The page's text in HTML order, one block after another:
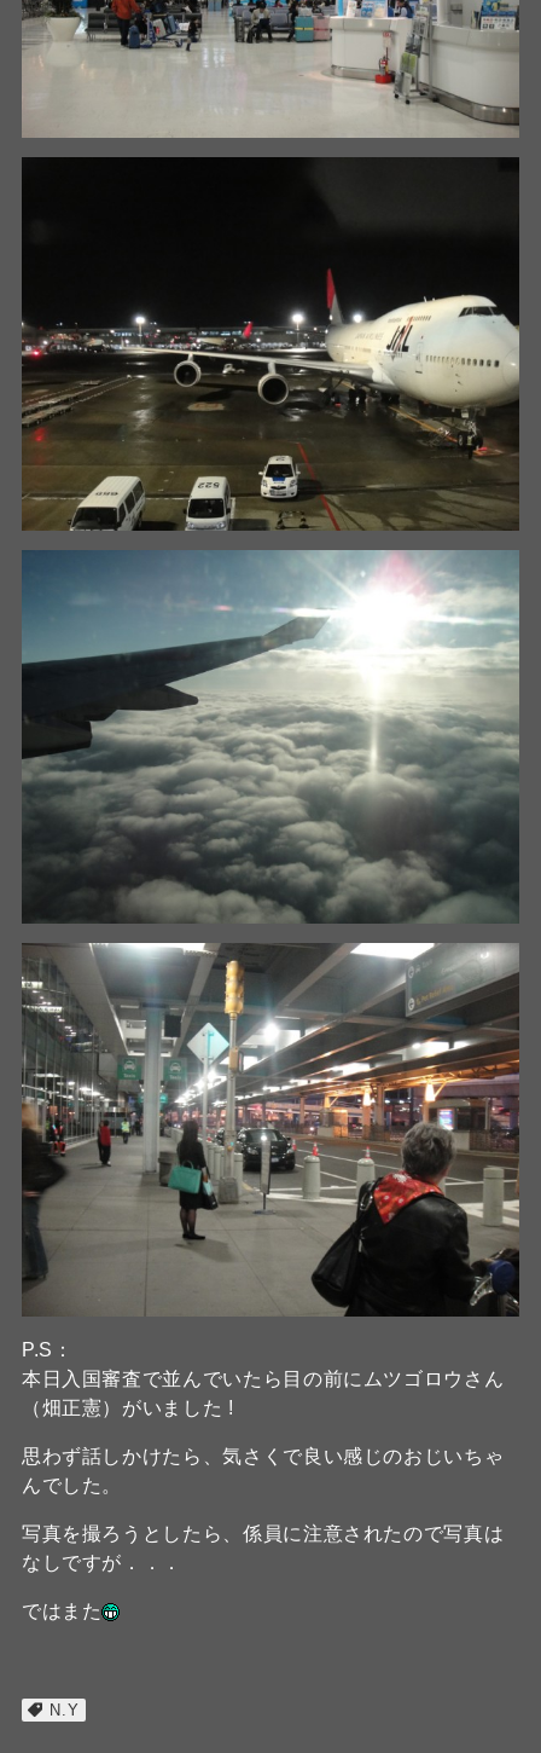
P.S：
本日入国審査で並んでいたら目の前にムツゴロウさん
（畑正憲）がいました !
思わず話しかけたら、気さくで良い感じのおじいちゃ
んでした。
写真を撮ろうとしたら、係員に注意されたので写真は
なしですが．．．
ではまた
N.Y